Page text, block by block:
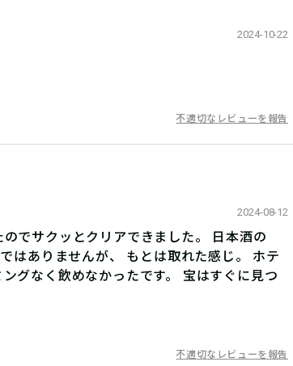
2024-10-22
不適切なレビューを報告
2024-08-12
でサクッとクリアできました。 日本酒の
はありませんが、 もとは取れた感じ。 ホテ
グなく飲めなかったです。 宝はすぐに見つ
不適切なレビューを報告